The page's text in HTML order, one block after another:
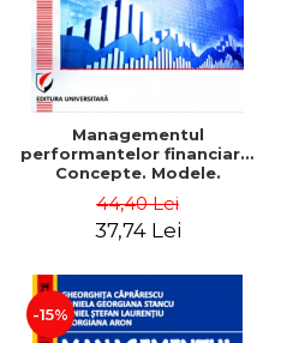
Managementul
performantelor financiare.
Concepte. Modele.
44,40 Lei
37,74 Lei
-15%